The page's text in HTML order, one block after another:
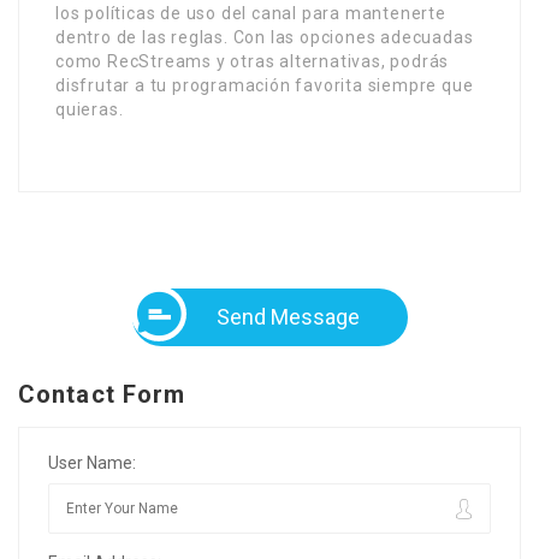
los políticas de uso del canal para mantenerte
dentro de las reglas. Con las opciones adecuadas
como RecStreams y otras alternativas, podrás
disfrutar a tu programación favorita siempre que
quieras.
Send Message
Contact Form
User Name: